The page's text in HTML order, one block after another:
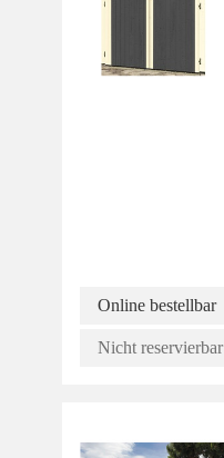
Online bestellbar
Nicht reservierbar